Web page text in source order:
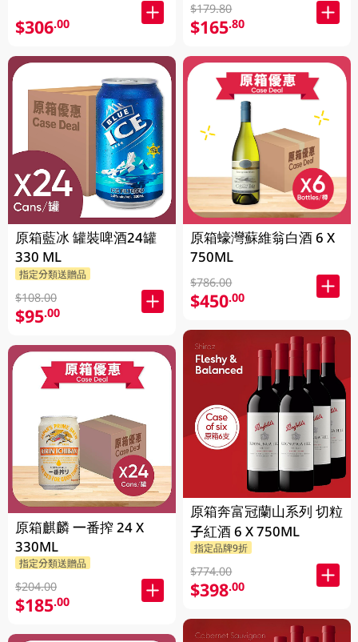
$306.00
原箱藍冰 罐裝啤酒24罐
330 ML
指定分類送贈品
$108.00
$95.00
原箱麒麟 一番搾 24 X
330ML
指定分類送贈品
$204.00
$185.00
$179.80
$165.80
原箱蠔灣蘇維翁白酒 6 X
750ML
$786.00
$450.00
原箱奔富冠蘭山系列 切粒
子紅酒 6 X 750ML
指定品牌9折
$774.00
$398.00